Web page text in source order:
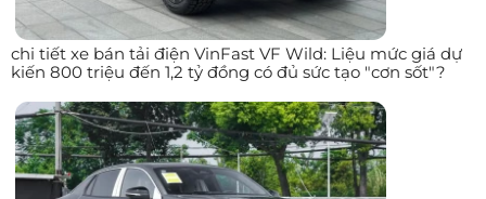
chi tiết xe bán tải điện VinFast VF Wild: Liệu mức giá dự
kiến 800 triệu đến 1,2 tỷ đồng có đủ sức tạo "cơn sốt"?